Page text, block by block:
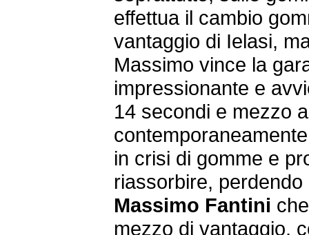
effettua il cambio
vantaggio di Ielasi,
Massimo vince la
impressionante e
14 secondi e mezzo
in crisi di gomme e
riassorbire,
Massimo Fantini
mezzo di vantaggio,